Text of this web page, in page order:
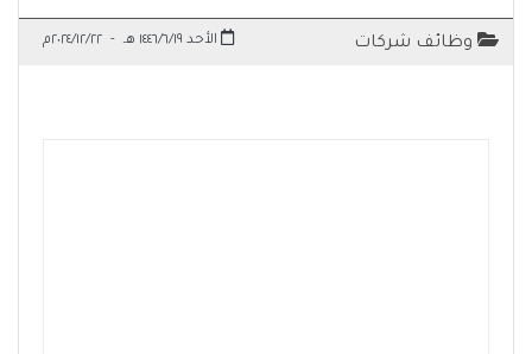
وظائف شركات الأحد ١٤٤٦/٦/١٩ هـ - ٢٠٢٤/١٢/٢٢م